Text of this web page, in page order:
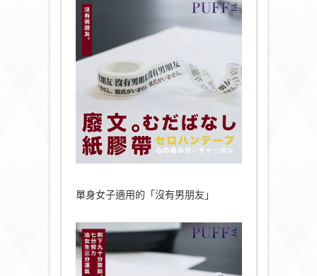
單身女子適用的「沒有男朋友」